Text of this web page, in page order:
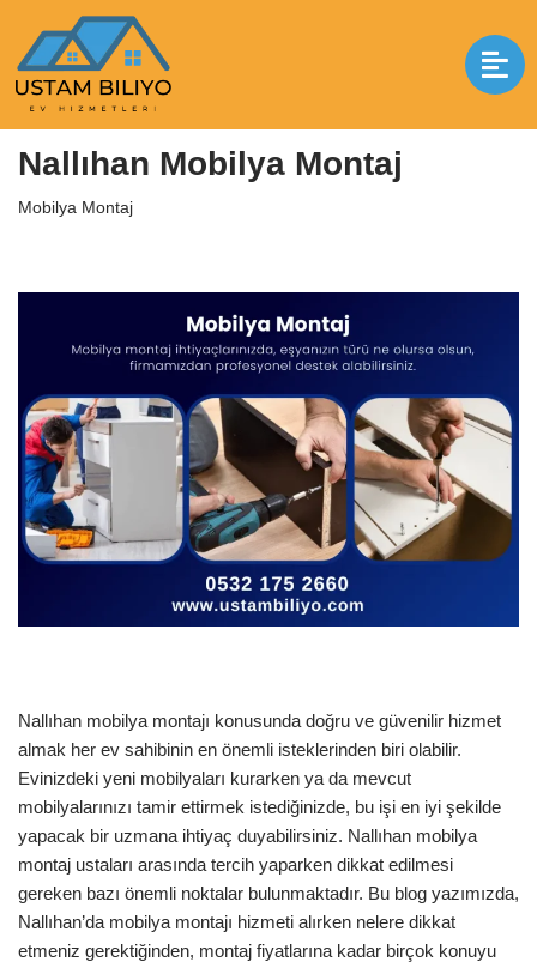
İçeriğe
geç
Anasayfa|Mobilya Montaj
Nallıhan Mobilya Montaj
Mobilya Montaj
Nallıhan mobilya montajı konusunda doğru ve güvenilir hizmet
almak her ev sahibinin en önemli isteklerinden biri olabilir.
Evinizdeki yeni mobilyaları kurarken ya da mevcut
mobilyalarınızı tamir ettirmek istediğinizde, bu işi en iyi şekilde
yapacak bir uzmana ihtiyaç duyabilirsiniz. Nallıhan mobilya
montaj ustaları arasında tercih yaparken dikkat edilmesi
gereken bazı önemli noktalar bulunmaktadır. Bu blog yazımızda,
Nallıhan’da mobilya montajı hizmeti alırken nelere dikkat
etmeniz gerektiğinden, montaj fiyatlarına kadar birçok konuyu